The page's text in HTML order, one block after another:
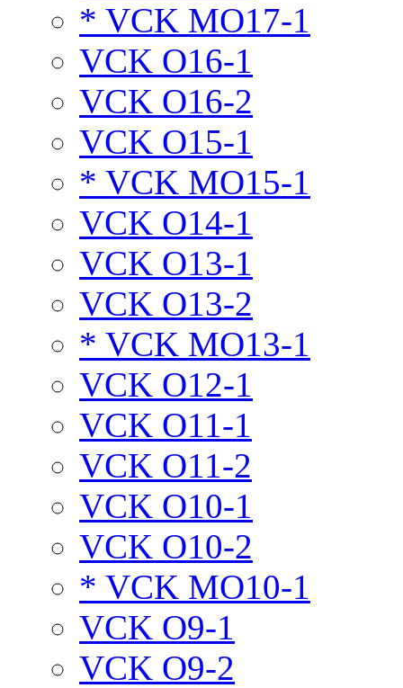
* VCK MO17-1
VCK O16-1
VCK O16-2
VCK O15-1
* VCK MO15-1
VCK O14-1
VCK O13-1
VCK O13-2
* VCK MO13-1
VCK O12-1
VCK O11-1
VCK O11-2
VCK O10-1
VCK O10-2
* VCK MO10-1
VCK O9-1
VCK O9-2